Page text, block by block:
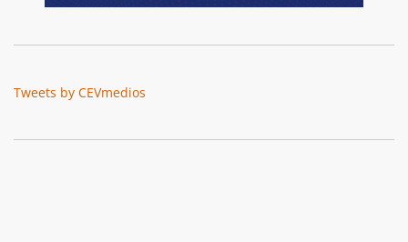
Tweets by CEVmedios